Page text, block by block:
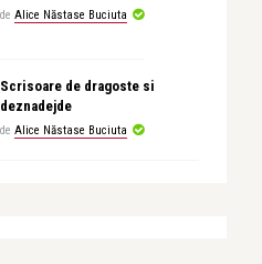
de Alice Năstase Buciuta
Scrisoare de dragoste si
deznadejde
de Alice Năstase Buciuta